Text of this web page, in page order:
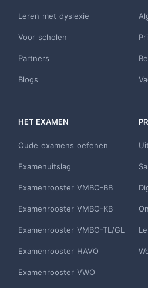
Leren met dyslexie
Voor scholen
Partners
Blogs
HET EXAMEN
Oude examens oefenen
Examenuitslag
Examenrooster VMBO-BB
Examenrooster VMBO-KB
Examenrooster VMBO-TL/GL
Examenrooster HAVO
Examenrooster VWO